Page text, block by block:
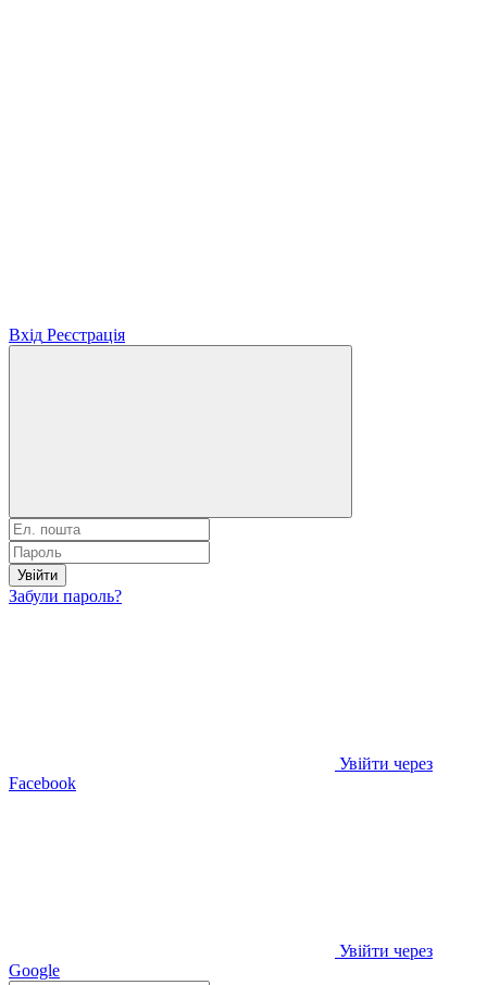
Вхід Реєстрація
Увійти
Забули пароль?
Увійти через
Facebook
Увійти через
Google